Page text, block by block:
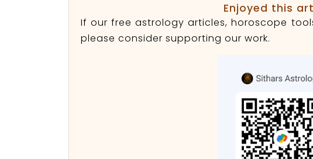
Enjoyed this
If our free astrology articles, horoscope
please consider supporting our work.